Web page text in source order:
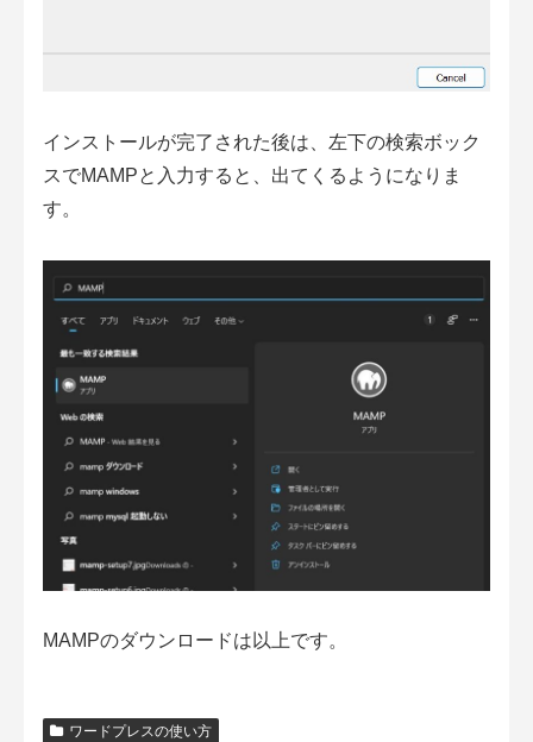
インストールが完了された後は、左下の検索ボック
スでMAMPと入力すると、出てくるようになりま
す。
MAMPのダウンロードは以上です。
ワードプレスの使い方